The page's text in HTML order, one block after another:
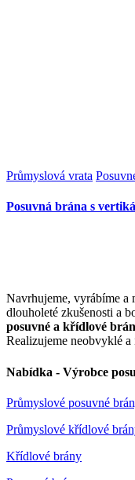
Průmyslová vrata
Posuvná brána s
Navrhujeme, vyrábíme a
dlouholeté zkušenosti a
posuvné a křídlové
Realizujeme neobvyklé
Nabídka - Výrobce
Průmyslové posuvné
Průmyslové křídlové
Křídlové brány